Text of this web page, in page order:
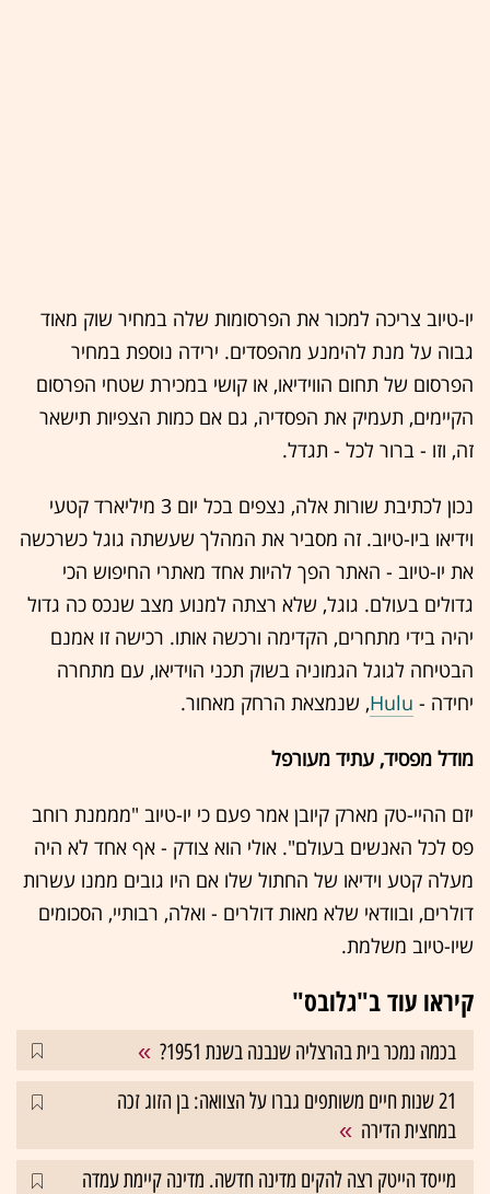
יו-טיוב צריכה למכור את הפרסומות שלה במחיר שוק מאוד
גבוה על מנת להימנע מהפסדים. ירידה נוספת במחיר
הפרסום של תחום הווידיאו, או קושי במכירת שטחי הפרסום
הקיימים, תעמיק את הפסדיה, גם אם כמות הצפיות תישאר
זה, וזו - ברור לכל - תגדל.
נכון לכתיבת שורות אלה, נצפים בכל יום 3 מיליארד קטעי
וידיאו ביו-טיוב. זה מסביר את המהלך שעשתה גוגל כשרכשה
את יו-טיוב - האתר הפך להיות אחד מאתרי החיפוש הכי
גדולים בעולם. גוגל, שלא רצתה למנוע מצב שנכס כה גדול
יהיה בידי מתחרים, הקדימה ורכשה אותו. רכישה זו אמנם
הבטיחה לגוגל הגמוניה בשוק תכני הוידיאו, עם מתחרה
יחידה - Hulu, שנמצאת הרחק מאחור.
מודל מפסיד, עתיד מעורפל
יזם ההיי-טק מארק קיובן אמר פעם כי יו-טיוב "מממנת רוחב
פס לכל האנשים בעולם". אולי הוא צודק - אף אחד לא היה
מעלה קטע וידיאו של החתול שלו אם היו גובים ממנו עשרות
דולרים, ובוודאי שלא מאות דולרים - ואלה, רבותיי, הסכומים
שיו-טיוב משלמת.
קיראו עוד ב"גלובס"
בכמה נמכר בית בהרצליה שנבנה בשנת 1951?
21 שנות חיים משותפים גברו על הצוואה: בן הזוג זכה
במחצית הדירה
מייסד הייטק רצה להקים מדינה חדשה. מדינה קיימת עמדה